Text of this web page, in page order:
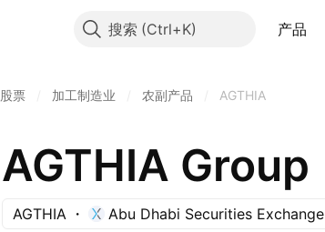
搜索 产品
股票 加工制造业 农副产品 AGTHIA
AGTHIA Group
AGTHIA Abu Dhabi Securities Exchange